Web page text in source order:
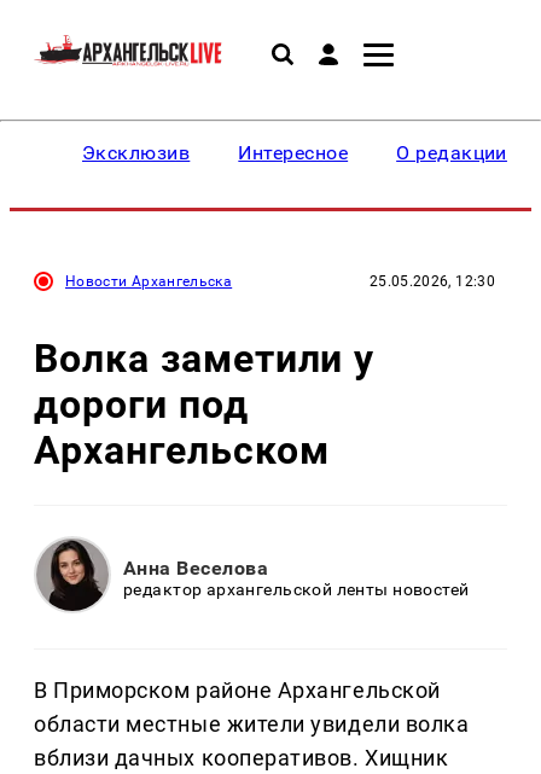
Эксклюзив Интересное О редакции
Новости Архангельска 25.05.2026, 12:30
Волка заметили у
дороги под
Архангельском
Анна Веселова
редактор архангельской ленты новостей
В Приморском районе Архангельской
области местные жители увидели волка
вблизи дачных кооперативов. Хищник